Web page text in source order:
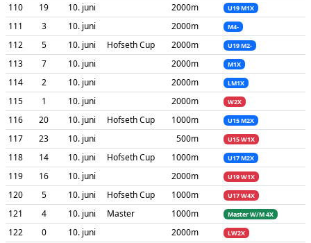
110 19 10. juni 2000m U19 M1X
111 3 10. juni 2000m M4-
112 5 10. juni Hofseth Cup 2000m U19 M2-
113 7 10. juni 2000m M1X
114 2 10. juni 2000m LM1X
115 1 10. juni 2000m W2X
116 20 10. juni Hofseth Cup 1000m U15 M2X
117 23 10. juni 500m U15 W1X
118 14 10. juni Hofseth Cup 1000m U17 M2X
119 16 10. juni 2000m U19 W1X
120 5 10. juni Hofseth Cup 1000m U17 W4X
121 4 10. juni Master 1000m Master W/M 4X
122 0 10. juni 2000m LW2X